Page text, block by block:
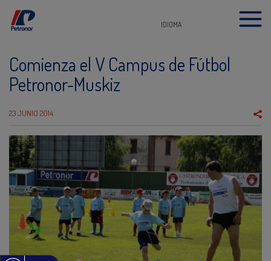
IDIOMA
Comienza el V Campus de Fútbol
Petronor-Muskiz
23 JUNIO 2014